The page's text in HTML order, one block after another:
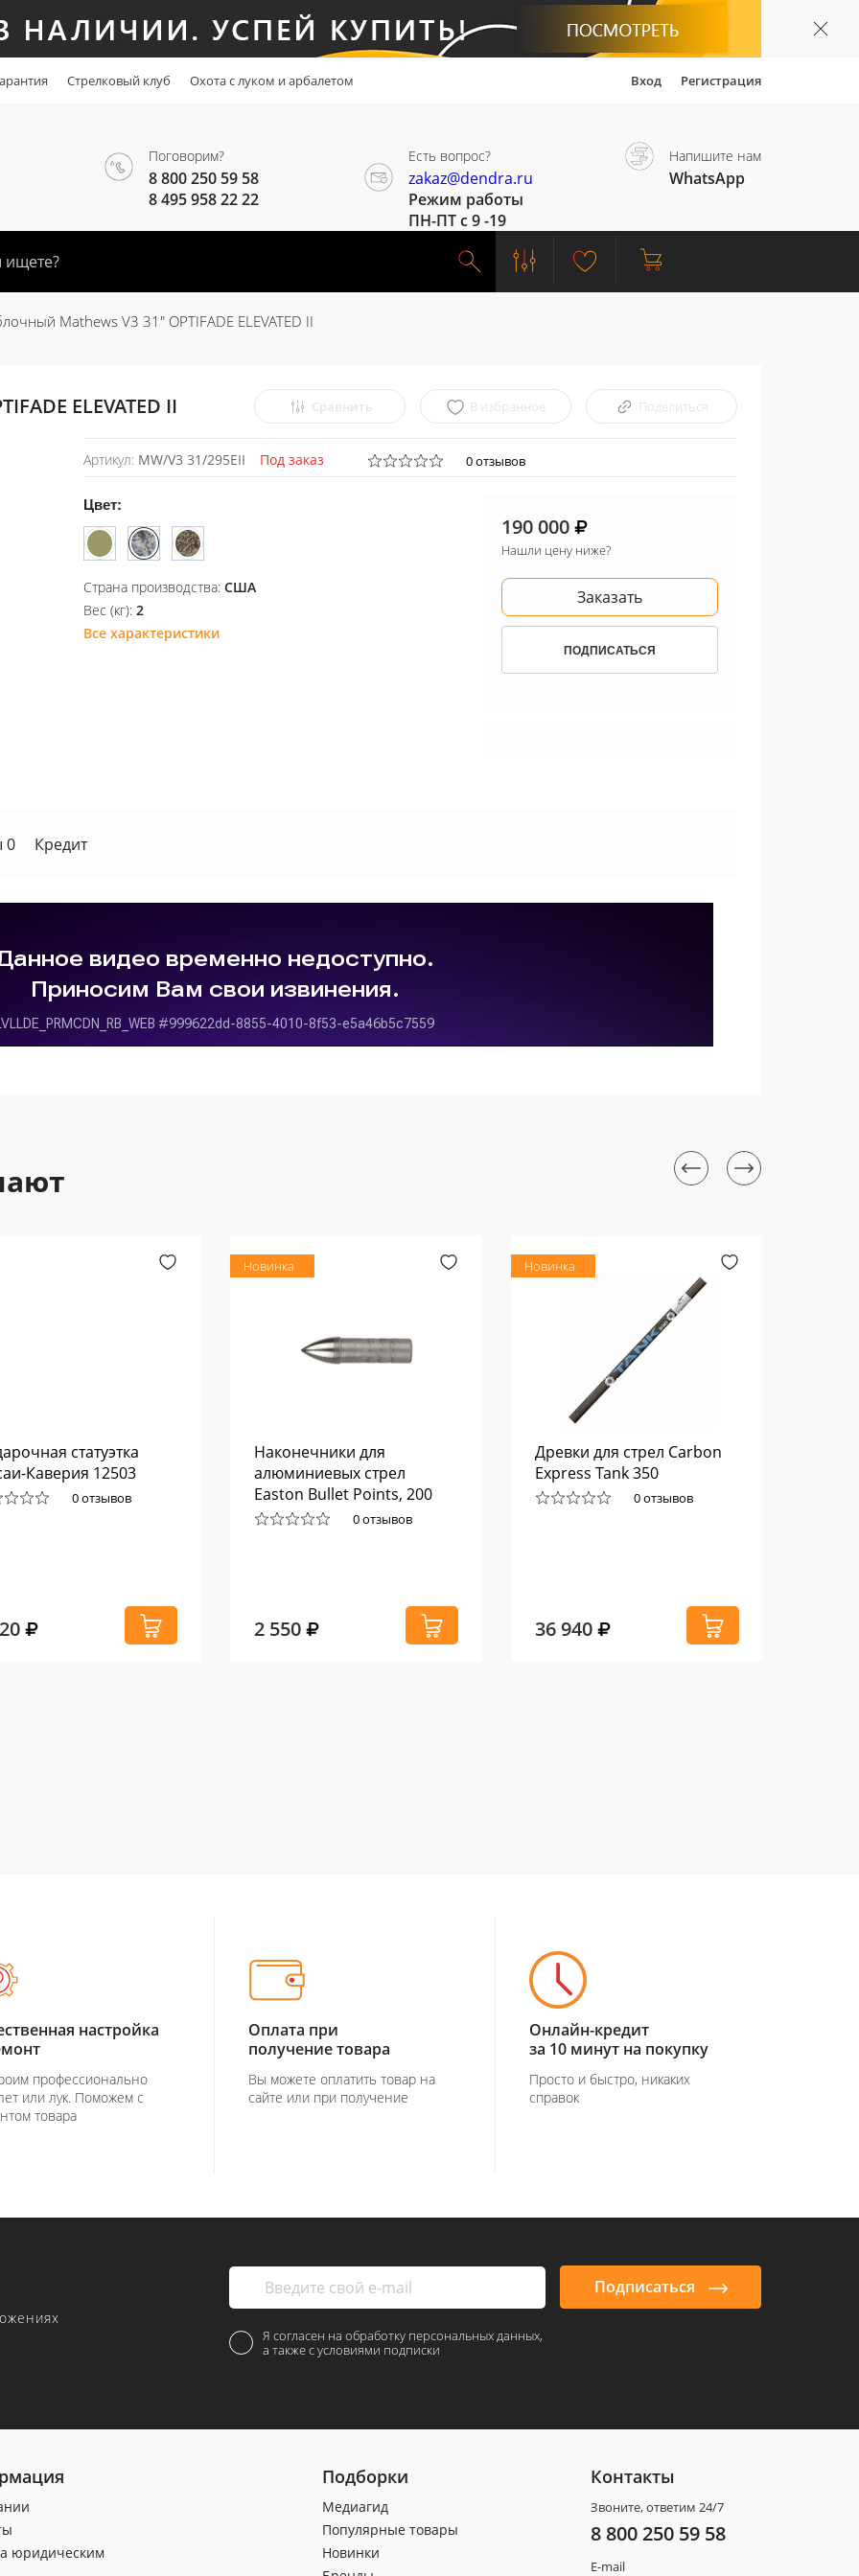
Стрелковый клуб Охота с луком и арбалетом Вход Регистрация
Поговорим?
8 800 250 59 58
8 495 958 22 22
Есть вопрос?
zakaz@dendra.ru
Режим работы
ПН-ПТ с 9 -19
Напишите нам
WhatsApp
Mathews V3 31" OPTIFADE ELEVATED II
ELEVATED II Сравнить В избранное Поделиться
Артикул: MW/V3 31/295EII Под заказ 0 отзывов
Цвет:
Страна производства:США
Вес (кг):2
Все характеристики
190 000
Нашли цену ниже?
Заказать
ПОДПИСАТЬСЯ
0 Кредит
статуэтка
Каверия 12503
0 отзывов
Новинка
Наконечники для
алюминиевых стрел
Easton Bullet Points, 200
гран 2318
0 отзывов
2 550
Новинка
Древки для стрел Carbon
Express Tank 350
0 отзывов
36 940
настройка
профессионально
или лук. Поможем с
товара
Оплата при
получение товара
Вы можете оплатить товар на
сайте или при получение
Онлайн-кредит
за 10 минут на покупку
Просто и быстро, никаких
справок
Подписаться
Я согласен на обработку персональных данных,
а также с условиями подписки
юридическим
Подборки
Медиагид
Популярные товары
Новинки
Контакты
Звоните, ответим 24/7
8 800 250 59 58
E-mail